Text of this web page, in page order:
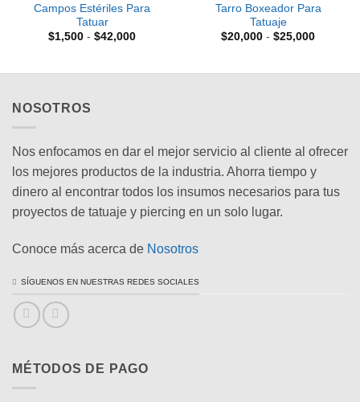
Campos Estériles Para
Tatuar
$1,500 - $42,000Rango
Tarro Boxeador Para
Tatuaje
$20,000 - $25,000Rango
NOSOTROS
Nos enfocamos en dar el mejor servicio al cliente al ofrecer
los mejores productos de la industria. Ahorra tiempo y
dinero al encontrar todos los insumos necesarios para tus
proyectos de tatuaje y piercing en un solo lugar.
Conoce más acerca de Nosotros
SÍGUENOS EN NUESTRAS REDES SOCIALES
MÉTODOS DE PAGO